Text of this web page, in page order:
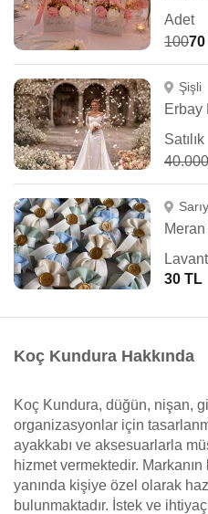
Adet
100
Şişli
Satılık
40.000
30 TL
Koç Kundura Hakkında
Koç Kundura, düğün, nişan,
organizasyonlar için
ayakkabı ve aksesuarlarla
hizmet vermektedir. Markanın
yanında kişiye özel olarak
bulunmaktadır. İstek ve